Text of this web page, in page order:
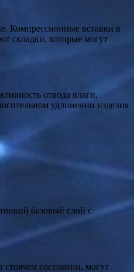
Компрессионные вставки в
складки, которые могут
отвода влаги,
удлинении изделия
базовый слой с
состоянии, могут